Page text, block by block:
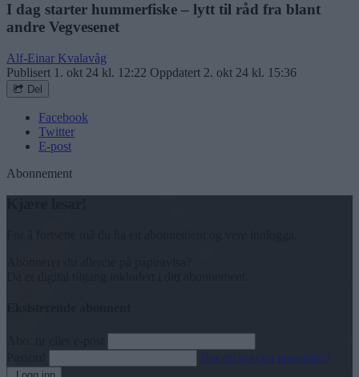
I dag starter hummerfiske – lytt til råd fra blant
andre Vegvesenet
Alf-Einar Kvalavåg
Publisert 1. okt 24 kl. 12:22 Oppdatert 2. okt 24 kl. 15:36
Del
Facebook
Twitter
E-post
Abonnement
Har du gløymt passordet?